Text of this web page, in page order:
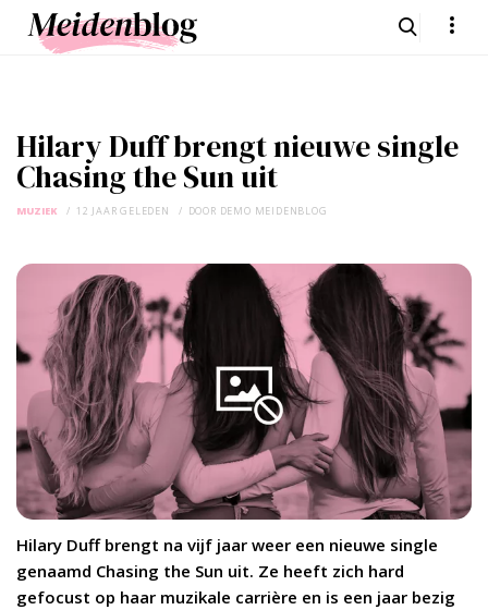
Hilary Duff brengt nieuwe single
Chasing the Sun uit
MUZIEK 12 JAAR GELEDEN DOOR DEMO MEIDENBLOG
Hilary Duff brengt na vijf jaar weer een nieuwe single
genaamd Chasing the Sun uit. Ze heeft zich hard
gefocust op haar muzikale carrière en is een jaar bezig